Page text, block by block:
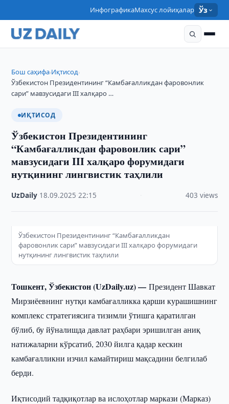
ИнфографикаМахсус лойиҳалар Ўз
Бош саҳифа›Иқтисод›
Ўзбекистон Президентининг “Камбағалликдан фаровонлик
сари” мавзусидаги III халқаро …
ИҚТИСОД
Ўзбекистон Президентининг
“Камбағалликдан фаровонлик сари”
мавзусидаги III халқаро форумидаги
нутқининг лингвистик таҳлили
UzDaily 18.09.2025 ·22:15 403 views
Ўзбекистон Президентининг “Камбағалликдан
фаровонлик сари” мавзусидаги III халқаро форумидаги
нутқининг лингвистик таҳлили
Тошкент, Ўзбекистон (UzDaily.uz) —Президент Шавкат
Мирзиёевнинг нутқи камбағалликка қарши курашишнинг
комплекс стратегиясига тизимли ўтишга қаратилган
бўлиб, бу йўналишда давлат раҳбари эришилган аниқ
натижаларни кўрсатиб, 2030 йилга қадар кескин
камбағалликни изчил камайтириш мақсадини белгилаб
берди.
Иқтисодий тадқиқотлар ва ислоҳотлар маркази (Марказ)